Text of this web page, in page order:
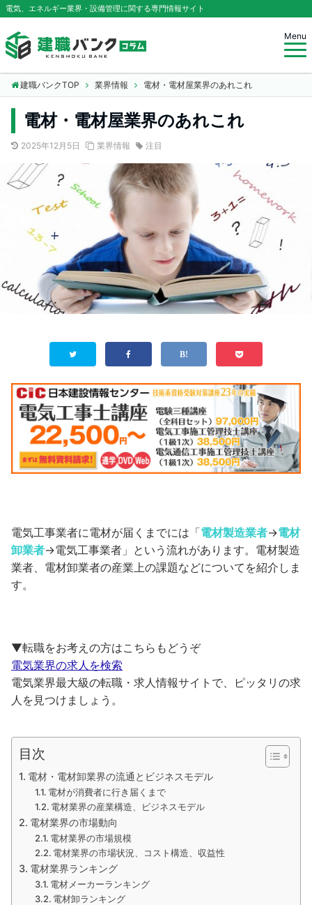
電気、エネルギー業界・設備管理に関する専門情報サイト
Menu
建職バンクTOP 業界情報 電材・電材屋業界のあれこれ
電材・電材屋業界のあれこれ
2025年12月5日 業界情報 注目
電気工事業者に電材が届くまでには「電材製造業者→電材
卸業者→電気工事業者」という流れがあります。電材製造
業者、電材卸業者の産業上の課題などについてを紹介しま
す。
▼転職をお考えの方はこちらもどうぞ
電気業界の求人を検索
電気業界最大級の転職・求人情報サイトで、ピッタリの求
人を見つけましょう。
目次
電材・電材卸業界の流通とビジネスモデル
電材が消費者に行き届くまで
電材業界の産業構造、ビジネスモデル
電材業界の市場動向
電材業界の市場規模
電材業界の市場状況、コスト構造、収益性
電材業界ランキング
電材メーカーランキング
電材卸ランキング